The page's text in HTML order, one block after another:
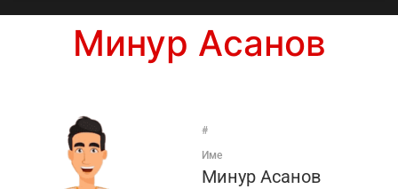
Минур Асанов
#
Име
Минур Асанов